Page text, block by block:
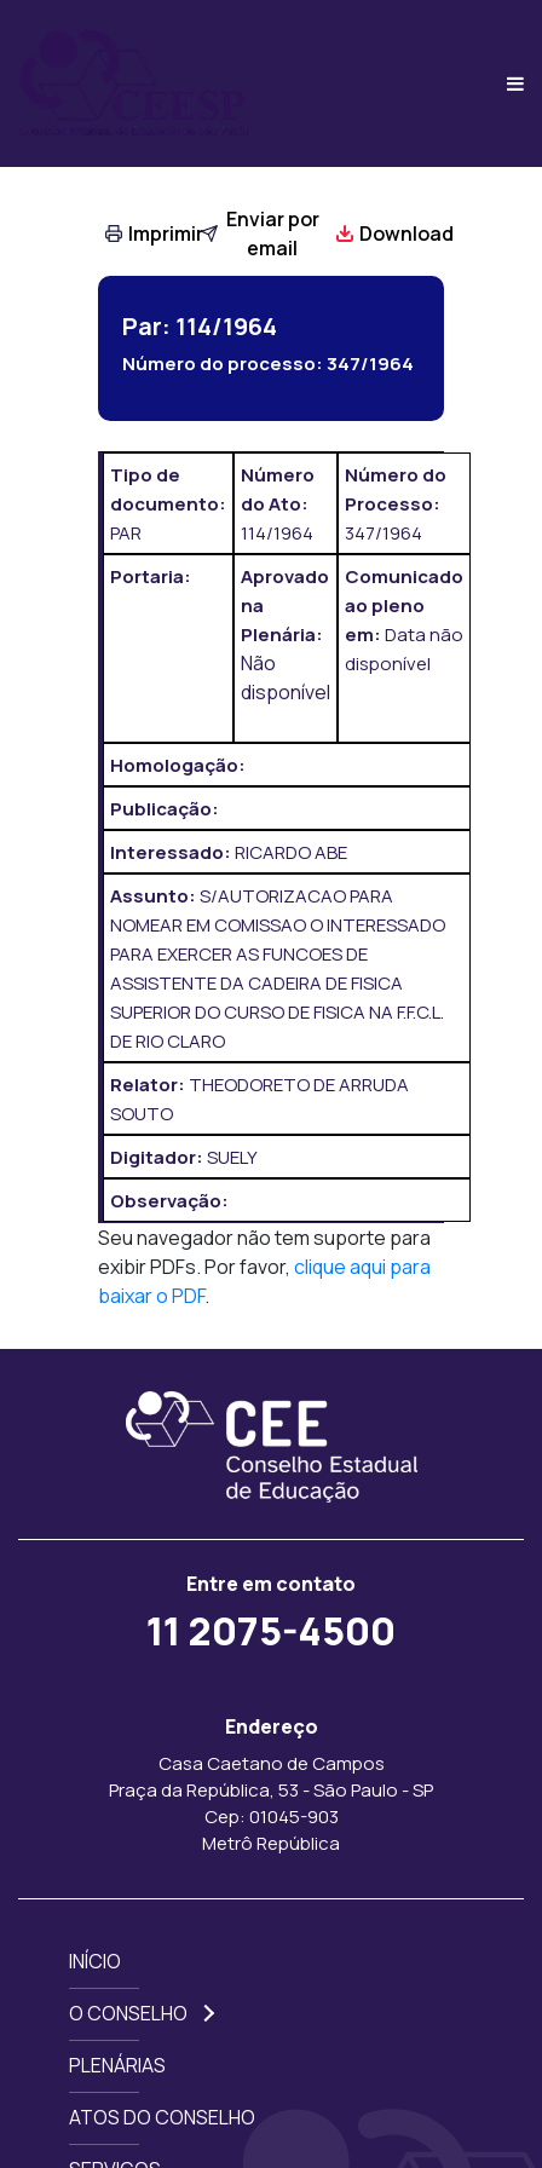
Imprimir
Enviar por
email
Download
Par: 114/1964
Número do processo: 347/1964
Tipo de
documento:
PAR
Número
do Ato:
114/1964
Número do
Processo:
347/1964
Portaria:
Aprovado
na
Plenária:
Não
disponível
Comunicado
ao pleno
em: Data não
disponível
Homologação:
Publicação:
Interessado: RICARDO ABE
Assunto: S/AUTORIZACAO PARA
NOMEAR EM COMISSAO O INTERESSADO
PARA EXERCER AS FUNCOES DE
ASSISTENTE DA CADEIRA DE FISICA
SUPERIOR DO CURSO DE FISICA NA F.F.C.L.
DE RIO CLARO
Relator: THEODORETO DE ARRUDA
SOUTO
Digitador: SUELY
Observação:
Seu navegador não tem suporte para
exibir PDFs. Por favor, clique aqui para
baixar o PDF.
Entre em contato
11 2075-4500
Endereço
Casa Caetano de Campos
Praça da República, 53 - São Paulo - SP
Cep: 01045-903
Metrô República
INÍCIO
O CONSELHO
PLENÁRIAS
ATOS DO CONSELHO